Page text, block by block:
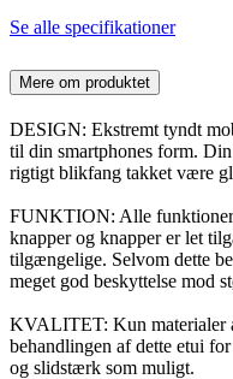
Se alle specifikationer
Mere om produktet
DESIGN: Ekstremt tyndt
til din smartphones form.
rigtigt blikfang takket være
FUNKTION: Alle funktioner
knapper og knapper er let
tilgængelige. Selvom dette
meget god beskyttelse mod
KVALITET: Kun materialer
behandlingen af dette etui
og slidstærk som muligt.